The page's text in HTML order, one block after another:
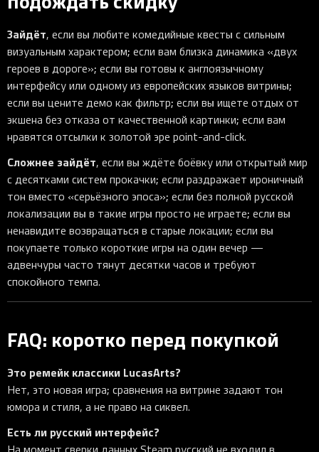
Зайдёт, если вы любите комедийные квесты с сильным
визуальным характером; если вам близка динамика «двух
героев в дороге»; если вы готовы к англоязычному
интерфейсу или одному из европейских языков витрины;
если вы цените демо как фильтр; если вы ищете отдых от
экшена без отказа от качественной картинки; если вам
нравятся отсылки к золотой эре point-and-click.
Сложнее зайдёт, если вы ждёте боёвку или открытый мир
с десятками систем прокачки; если раздражает ироничный
тон вместо «серьёзного эпоса»; если без полной русской
локализации вы в такие игры просто не играете; если вы
ненавидите возвращаться в старые локации; если вы
покупаете только короткие игры на один вечер —
адвенчуры часто тянут десятки часов и требуют
спокойного темпа.
FAQ: коротко перед покупкой
Это ремейк классики LucasArts?
Нет, это новая игра; сравнения на витрине задают тон
юмора и стиля, а не право на сиквел.
Есть ли русский интерфейс?